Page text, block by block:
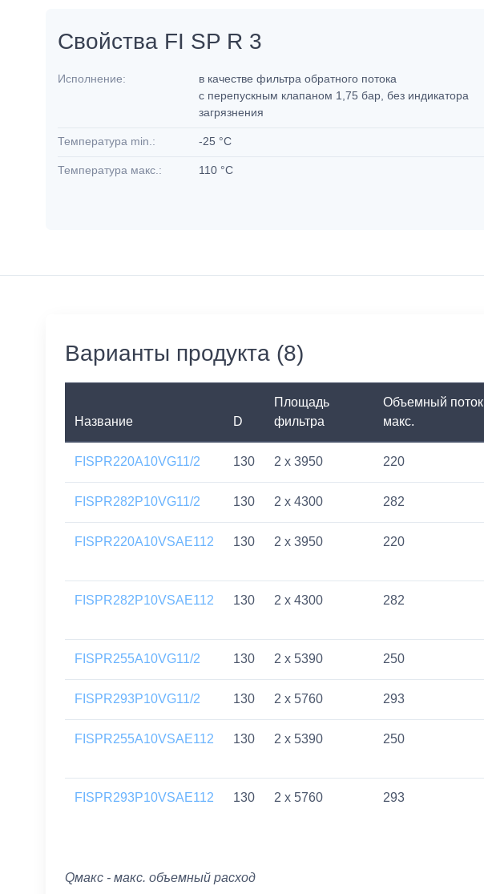
Свойства FI SP R 3
Исполнение:
в качестве фильтра обратного потока
с перепускным клапаном 1,75 бар, без индикатора
загрязнения
Температура min.: -25 °C
Температура макс.: 110 °C
Варианты продукта (8)
Название D
Площадь
фильтра
Объемный поток
макс.
FISPR220A10VG11/2 130 2 x 3950 220
FISPR282P10VG11/2 130 2 x 4300 282
FISPR220A10VSAE112 130 2 x 3950 220
FISPR282P10VSAE112 130 2 x 4300 282
FISPR255A10VG11/2 130 2 x 5390 250
FISPR293P10VG11/2 130 2 x 5760 293
FISPR255A10VSAE112 130 2 x 5390 250
FISPR293P10VSAE112 130 2 x 5760 293
Qмакс - макс. объемный расход